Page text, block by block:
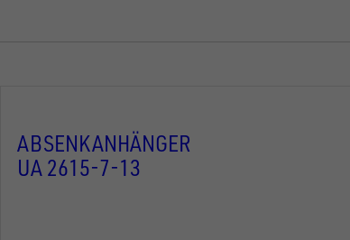
ABSENKANHÄNGER
UA 2615-7-13